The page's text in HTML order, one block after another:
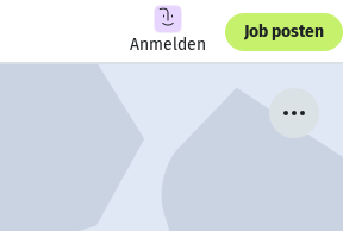
Anmelden
Job posten